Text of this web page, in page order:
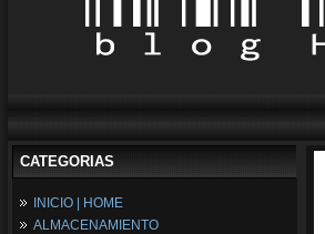
CATEGORIAS
INICIO | HOME
ALMACENAMIENTO